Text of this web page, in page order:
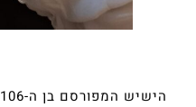
הישיש המפורסם בן ה-106 מאשקלון, מארי